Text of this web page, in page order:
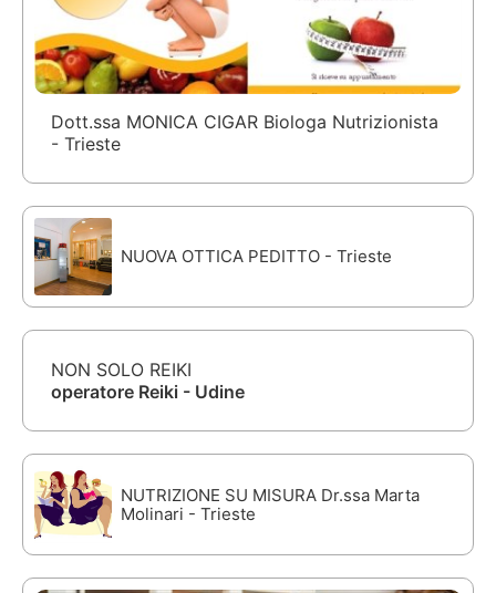
Dott.ssa MONICA CIGAR Biologa Nutrizionista
- Trieste
NUOVA OTTICA PEDITTO - Trieste
NON SOLO REIKI
operatore Reiki - Udine
NUTRIZIONE SU MISURA Dr.ssa Marta
Molinari - Trieste